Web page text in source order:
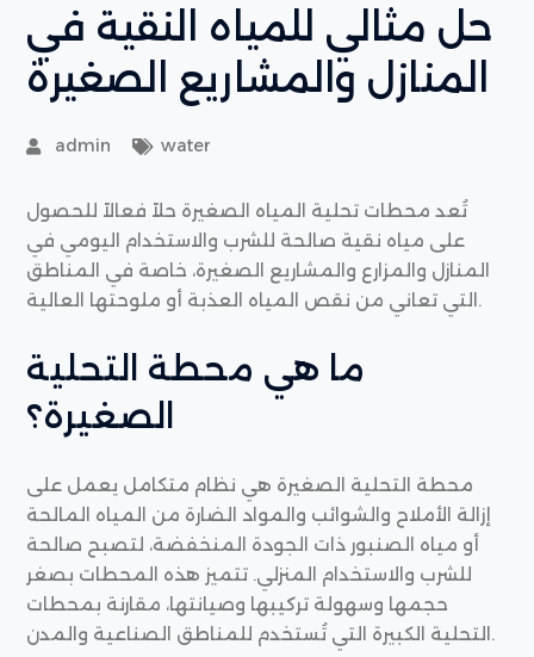
حل مثالي للمياه النقية في
المنازل والمشاريع الصغيرة
admin water
تُعد محطات تحلية المياه الصغيرة حلاً فعالاً للحصول
على مياه نقية صالحة للشرب والاستخدام اليومي في
المنازل والمزارع والمشاريع الصغيرة، خاصة في المناطق
التي تعاني من نقص المياه العذبة أو ملوحتها العالية.
ما هي محطة التحلية
الصغيرة؟
محطة التحلية الصغيرة هي نظام متكامل يعمل على
إزالة الأملاح والشوائب والمواد الضارة من المياه المالحة
أو مياه الصنبور ذات الجودة المنخفضة، لتصبح صالحة
للشرب والاستخدام المنزلي. تتميز هذه المحطات بصغر
حجمها وسهولة تركيبها وصيانتها، مقارنة بمحطات
التحلية الكبيرة التي تُستخدم للمناطق الصناعية والمدن.